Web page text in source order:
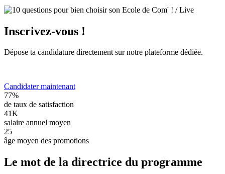
Inscrivez-vous !
Dépose ta candidature directement sur notre plateforme dédiée.
Candidater maintenant
77%
de taux de satisfaction
41K
salaire annuel moyen
25
âge moyen des promotions
Le mot de la directrice du programme